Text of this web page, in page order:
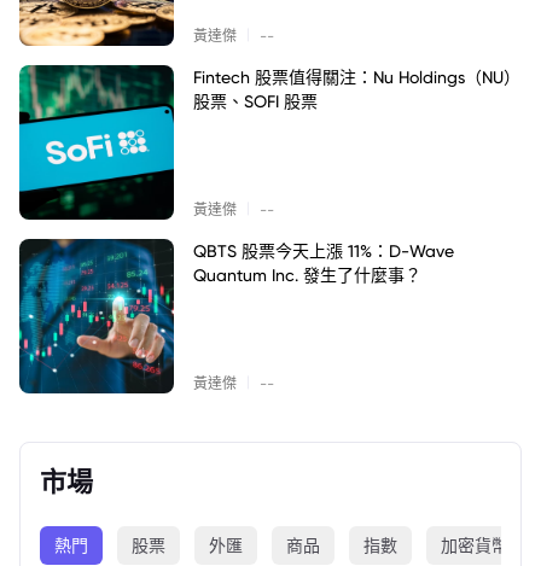
黃達傑 --
Fintech 股票值得關注：Nu Holdings（NU）
股票、SOFI 股票
黃達傑 --
QBTS 股票今天上漲 11%：D-Wave
Quantum Inc. 發生了什麼事？
黃達傑 --
市場
熱門 股票 外匯 商品 指數 加密貨幣